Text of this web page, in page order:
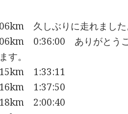
久しぶりに走れました
0:36:00 ありがとうご
す。
1:33:11
1:37:50
2:00:40